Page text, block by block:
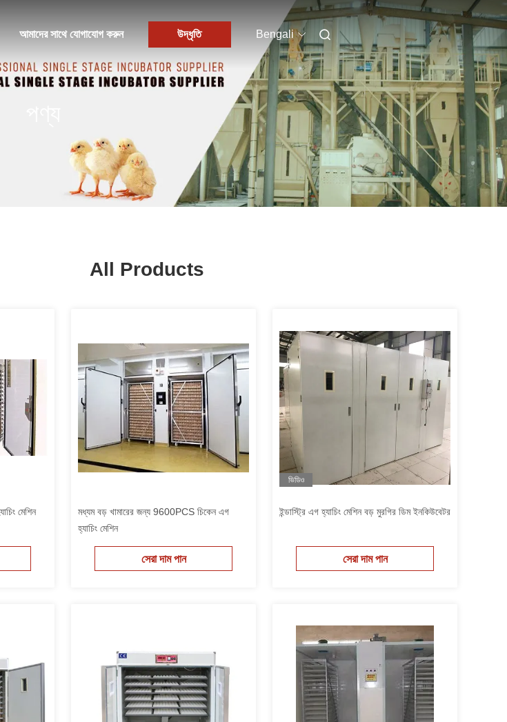
আমাদের সাথে যোগাযোগ করুন উদ্ধৃতি Bengali
All Products
মেশিন
মধ্যম বড় খামারের জন্য 9600PCS চিকেন এগ
হ্যাচিং মেশিন
সেরা দাম পান
ভিডিও
ইন্ডাস্ট্রি এগ হ্যাচিং মেশিন বড় মুরগির ডিম ইনকিউবেটর
সেরা দাম পান